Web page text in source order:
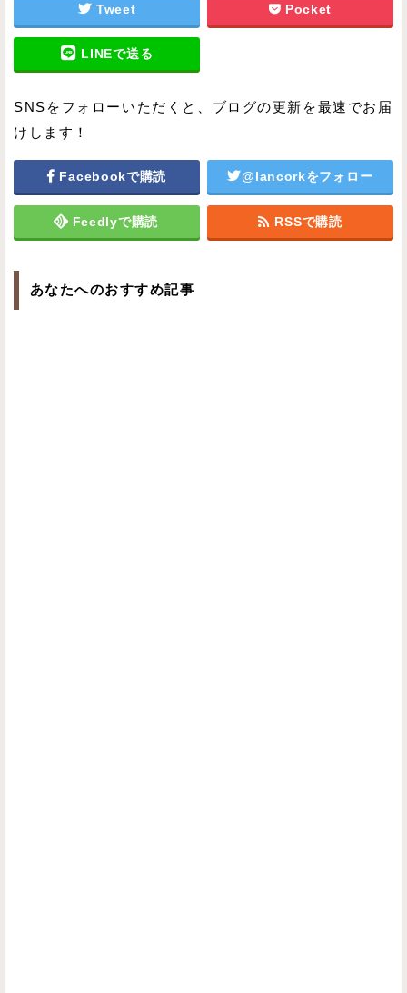
Tweet Pocket
LINEで送る
SNSをフォローいただくと、ブログの更新を最速でお届
けします！
Facebookで購読 @lancorkをフォロー
Feedlyで購読 RSSで購読
あなたへのおすすめ記事